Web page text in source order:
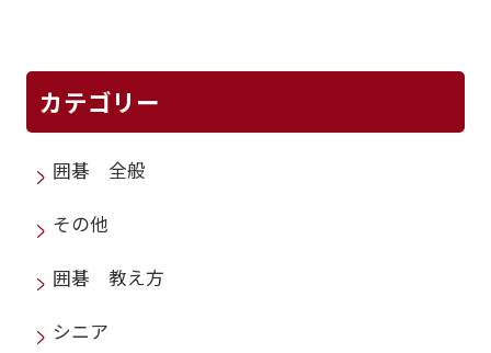
カテゴリー
囲碁 全般
その他
囲碁 教え方
シニア